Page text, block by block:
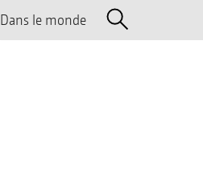
Dans le monde